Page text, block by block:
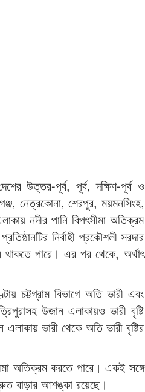
উত্তর-পূর্ব, পূর্ব, দক্ষিণ-পূর্ব ও
নেত্রকোনা, শেরপুর, ময়মনসিংহ,
নদীর পানি বিপৎসীমা অতিক্রম
নির্বাহী প্রকৌশলী সরদার
পারে। এর পর থেকে, অর্থাৎ
চট্টগ্রাম বিভাগে অতি ভারী এবং
উজান এলাকায়ও ভারী বৃষ্টি
ভারী থেকে অতি ভারী বৃষ্টির
অতিক্রম করতে পারে। একই সঙ্গে
বাড়ার আশঙ্কা রয়েছে।